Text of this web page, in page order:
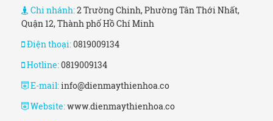
Chi nhánh:2 Trường Chinh, Phường Tân Thới Nhất,
Quận 12, Thành phố Hồ Chí Minh
Điện thoại:0819009134
Hotline:0819009134
E-mail:info@dienmaythienhoa.co
Website:www.dienmaythienhoa.co